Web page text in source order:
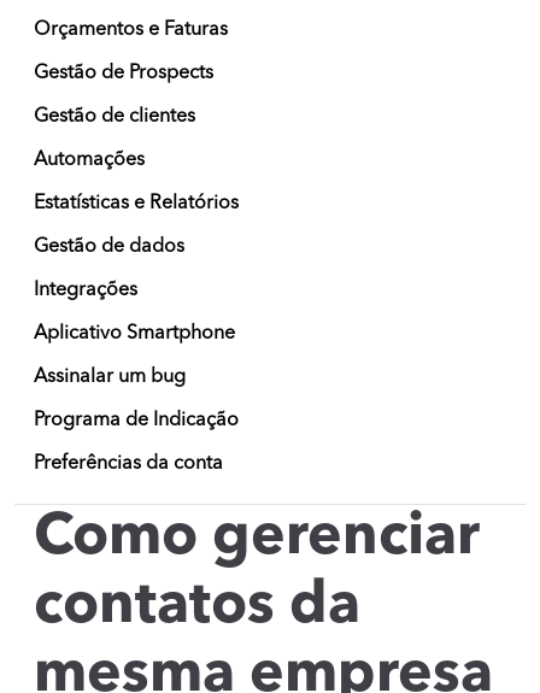
Orçamentos e Faturas
Gestão de Prospects
Gestão de clientes
Automações
Estatísticas e Relatórios
Gestão de dados
Integrações
Aplicativo Smartphone
Assinalar um bug
Programa de Indicação
Preferências da conta
Como gerenciar
contatos da
mesma empresa